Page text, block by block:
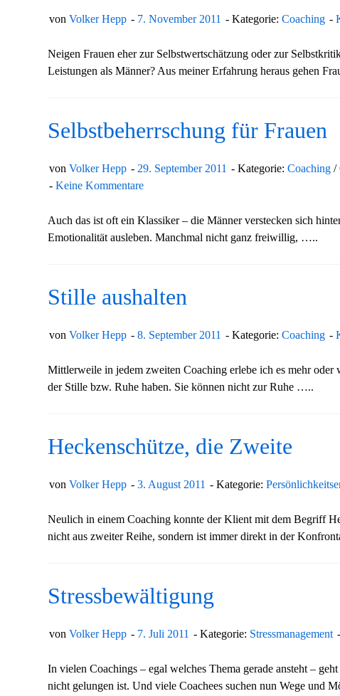
von Volker Hepp 7. November 2011 Kategorie: Coaching
Neigen Frauen eher zur Selbstwertschätzung oder zur
Leistungen als Männer? Aus meiner Erfahrung heraus gehen
Selbstbeherrschung für Frauen
von Volker Hepp 29. September 2011 Kategorie: Coaching/
Keine Kommentare
Auch das ist oft ein Klassiker – die Männer verstecken sich
Emotionalität ausleben. Manchmal nicht ganz freiwillig, …..
Stille aushalten
von Volker Hepp 8. September 2011 Kategorie: Coaching
Mittlerweile in jedem zweiten Coaching erlebe ich es mehr oder
der Stille bzw. Ruhe haben. Sie können nicht zur Ruhe …..
Heckenschütze, die Zweite
von Volker Hepp 3. August 2011 Kategorie:
Neulich in einem Coaching konnte der Klient mit dem Begriff
nicht aus zweiter Reihe, sondern ist immer direkt in der
Stressbewältigung
von Volker Hepp 7. Juli 2011 Kategorie: Stressmanagement
In vielen Coachings – egal welches Thema gerade ansteht –
nicht gelungen ist. Und viele Coachees suchen nun Wege und